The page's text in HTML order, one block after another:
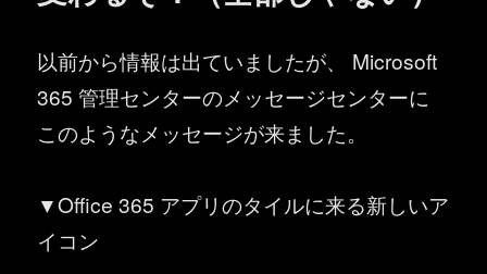
以前から情報は出ていましたが、 Microsoft
365 管理センターのメッセージセンターに
このようなメッセージが来ました。
▼Office 365 アプリのタイルに来る新しいア
イコン